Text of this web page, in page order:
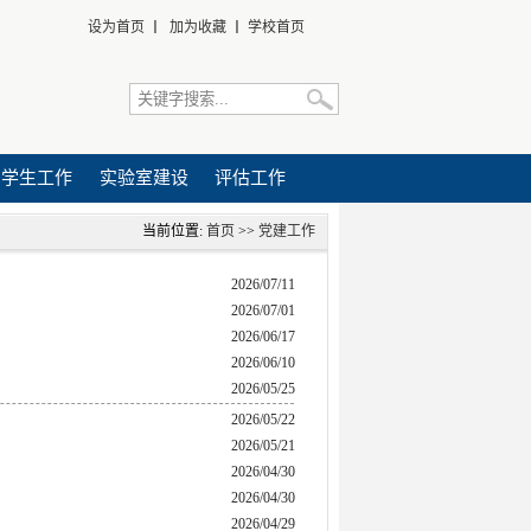
设为首页 加为收藏 学校首页
学生工作 实验室建设 评估工作
当前位置: 首页 >> 党建工作
2026/07/11
2026/07/01
2026/06/17
2026/06/10
2026/05/25
2026/05/22
2026/05/21
2026/04/30
2026/04/30
2026/04/29